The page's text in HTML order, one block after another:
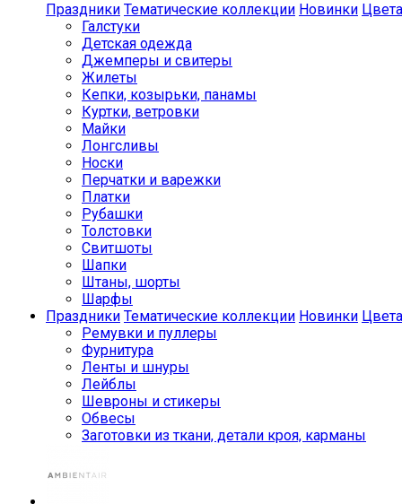
Праздники Тематические коллекции Новинки Цвета
Галстуки
Детская одежда
Джемперы и свитеры
Жилеты
Кепки, козырьки, панамы
Куртки, ветровки
Майки
Лонгсливы
Носки
Перчатки и варежки
Платки
Рубашки
Толстовки
Свитшоты
Шапки
Штаны, шорты
Шарфы
Праздники Тематические коллекции Новинки Цвета
Ремувки и пуллеры
Фурнитура
Ленты и шнуры
Лейблы
Шевроны и стикеры
Обвесы
Заготовки из ткани, детали кроя, карманы